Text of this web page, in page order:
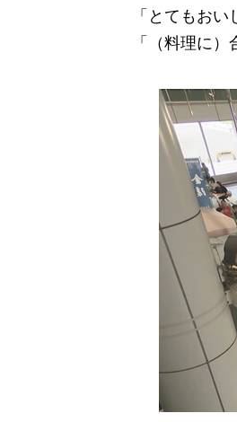
「とてもおい
「（料理に